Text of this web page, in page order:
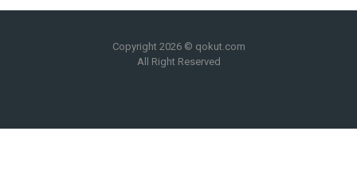
Copyright 2026 © qokut.com
All Right Reserved